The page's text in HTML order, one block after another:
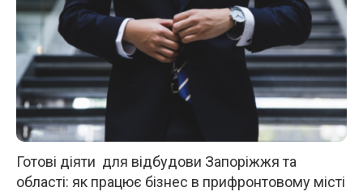
Готові діяти для відбудови Запоріжжя та
області: як працює бізнес в прифронтовому місті